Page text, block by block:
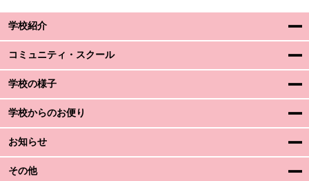
学校紹介
コミュニティ・スクール
学校の様子
学校からのお便り
お知らせ
その他